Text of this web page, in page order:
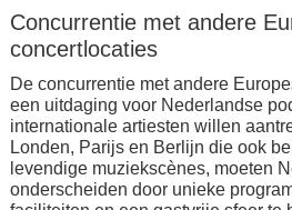
Concurrentie met andere
concertlocaties
De concurrentie met andere
een uitdaging voor Nederlandse
internationale artiesten willen
Londen, Parijs en Berlijn die ook
levendige muziekscènes, moeten
onderscheiden door unieke